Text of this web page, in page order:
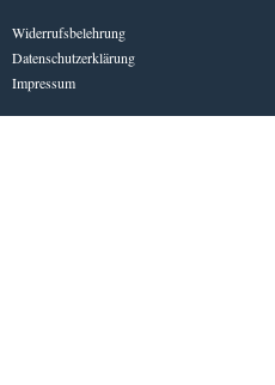
Widerrufsbelehrung
Datenschutzerklärung
Impressum